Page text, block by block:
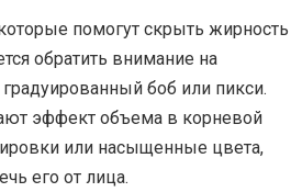
помогут скрыть жирность
обратить внимание на
боб или пикси.
эффект объема в корневой
или насыщенные цвета,
его от лица.